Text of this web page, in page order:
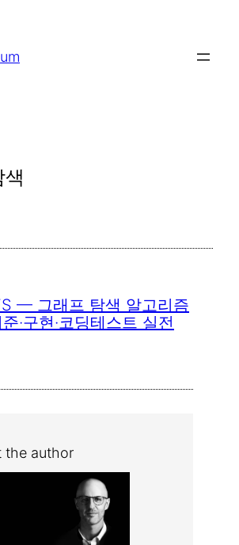
— 그래프 탐색 알고리즘
·구현·코딩테스트 실전
the author